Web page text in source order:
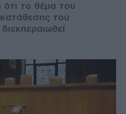
ότι το θέμα του
του